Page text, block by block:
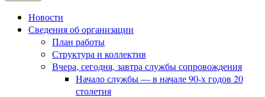
Новости
Сведения об организации
План работы
Структура и коллектив
Вчера, сегодня, завтра службы сопровождения
Начало службы — в начале 90-х годов 20
столетия